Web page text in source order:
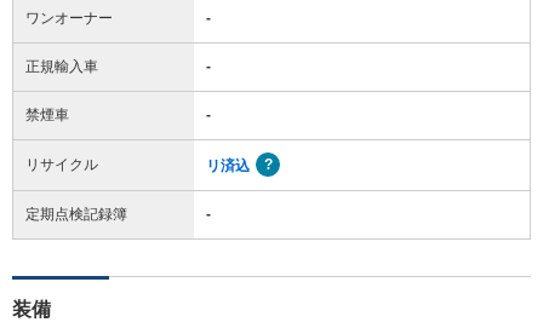
ワンオーナー -
正規輸入車 -
禁煙車 -
リサイクル リ済込
定期点検記録簿 -
装備